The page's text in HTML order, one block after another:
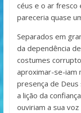
céus e o ar fresco
pareceria quase
Separados em
da dependência
costumes
aproximar-se-iam
presença de
a lição da
ouviriam a sua